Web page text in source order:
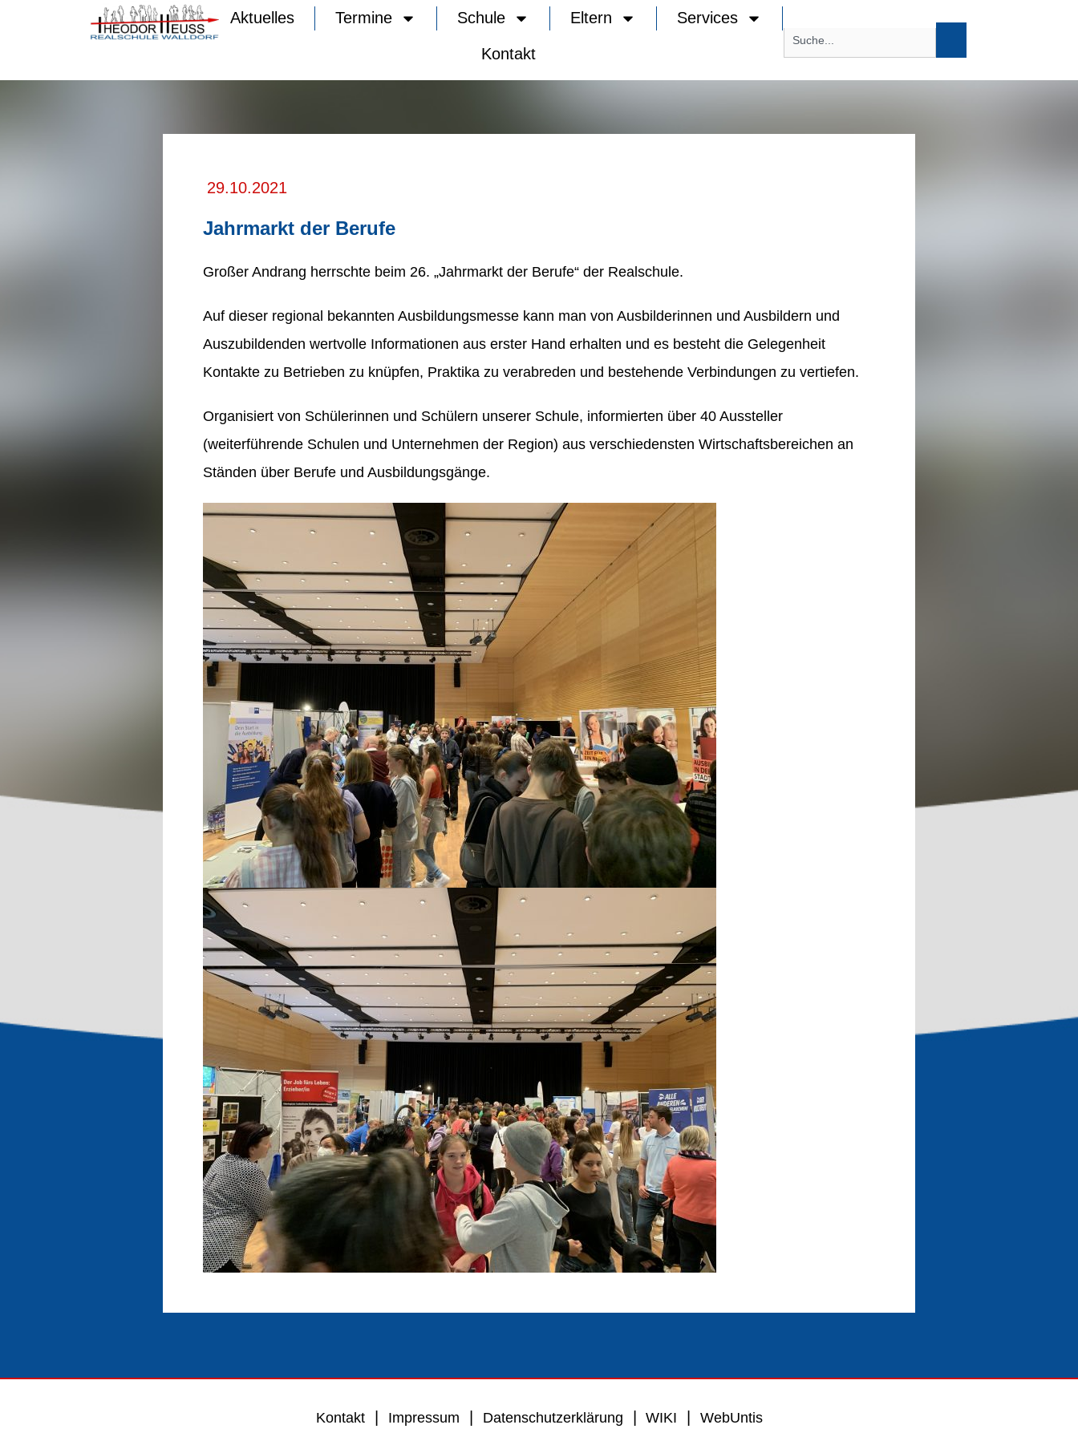
Aktuelles Termine Schule Eltern Services
Kontakt
29.10.2021
Jahrmarkt der Berufe
Großer Andrang herrschte beim 26. „Jahrmarkt der Berufe“ der Realschule.
Auf dieser regional bekannten Ausbildungsmesse kann man von Ausbilderinnen und Ausbildern und
Auszubildenden wertvolle Informationen aus erster Hand erhalten und es besteht die Gelegenheit
Kontakte zu Betrieben zu knüpfen, Praktika zu verabreden und bestehende Verbindungen zu vertiefen.
Organisiert von Schülerinnen und Schülern unserer Schule, informierten über 40 Aussteller
(weiterführende Schulen und Unternehmen der Region) aus verschiedensten Wirtschaftsbereichen an
Ständen über Berufe und Ausbildungsgänge.
Kontakt| Impressum Datenschutzerklärung WIKI WebUntis